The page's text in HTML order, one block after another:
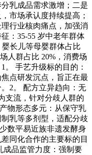
乳成品需求激增；二是
市场承认度持续提高；
行业核肉痛点，加强消
：35-55 岁中老年群体
长儿等母婴群体占比
人群占比 20%，消费场
。 手艺升级标的目的：
点研发沉点，旨正在最
2。 配方立异趋向：无
支流，针对分歧人群的
物形态多元：从保守乳
乳等多剂型，适配分歧
数平易近族非遗发酵身
同化合作的主要标的目
成品监管力度：强制要